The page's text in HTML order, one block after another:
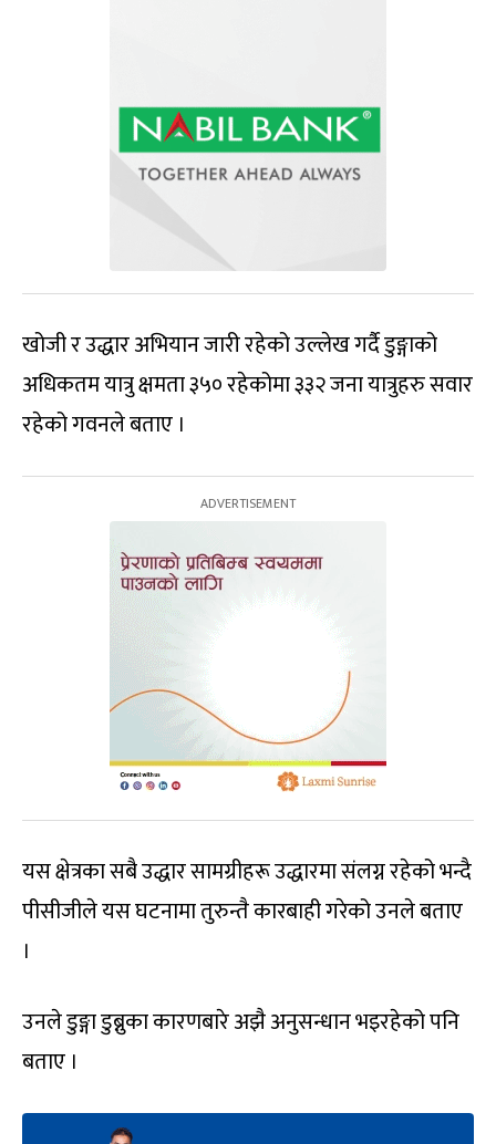
खोजी र उद्धार अभियान जारी रहेको उल्लेख गर्दै डुङ्गाको
अधिकतम यात्रु क्षमता ३५० रहेकोमा ३३२ जना यात्रुहरु सवार
रहेको गवनले बताए ।
यस क्षेत्रका सबै उद्धार सामग्रीहरू उद्धारमा संलग्न रहेको भन्दै
पीसीजीले यस घटनामा तुरुन्तै कारबाही गरेको उनले बताए
।
उनले डुङ्गा डुब्नुका कारणबारे अझै अनुसन्धान भइरहेको पनि
बताए ।